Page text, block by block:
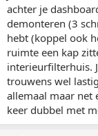
achter je
demonteren (3
hebt (koppel ook
ruimte een kap
interieurfilterhuis.
trouwens wel
allemaal maar net
keer dubbel met